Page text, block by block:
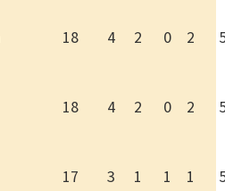
18 4 2 0 2
18 4 2 0 2
17 3 1 1 1